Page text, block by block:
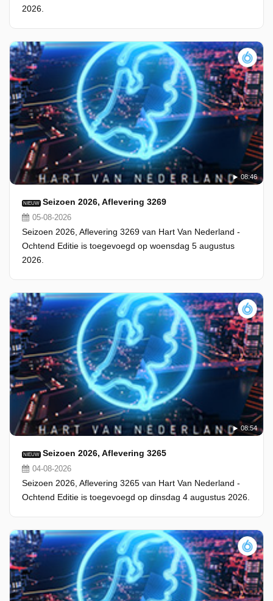
2026.
08:46
NIEUW Seizoen 2026, Aflevering 3269
05-08-2026
Seizoen 2026, Aflevering 3269 van Hart Van Nederland -
Ochtend Editie is toegevoegd op woensdag 5 augustus
2026.
08:54
NIEUW Seizoen 2026, Aflevering 3265
04-08-2026
Seizoen 2026, Aflevering 3265 van Hart Van Nederland -
Ochtend Editie is toegevoegd op dinsdag 4 augustus 2026.